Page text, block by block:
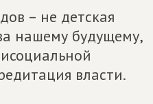
– не детская
нашему будущему,
власти.